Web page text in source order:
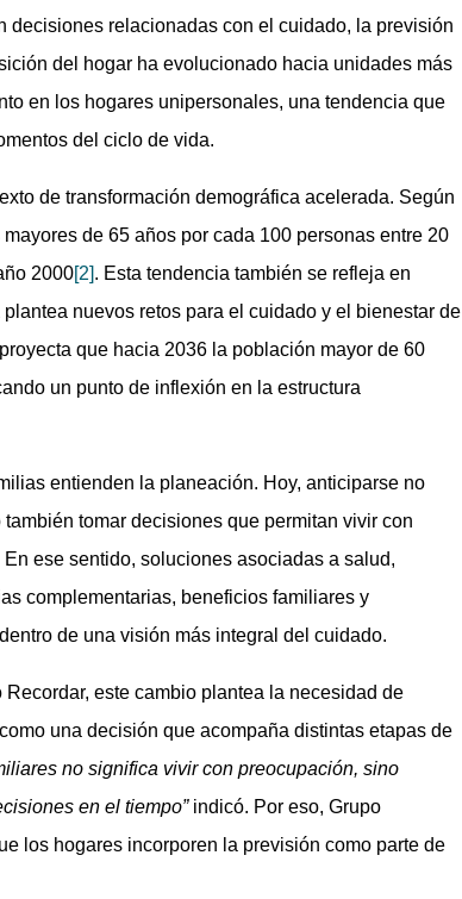
decisiones relacionadas con el cuidado, la previsión
del hogar ha evolucionado hacia unidades más
en los hogares unipersonales, una tendencia que
del ciclo de vida.
de transformación demográfica acelerada. Según
de 65 años por cada 100 personas entre 20
2000[2]. Esta tendencia también se refleja en
nuevos retos para el cuidado y el bienestar de
que hacia 2036 la población mayor de 60
un punto de inflexión en la estructura
entienden la planeación. Hoy, anticiparse no
tomar decisiones que permitan vivir con
ese sentido, soluciones asociadas a salud,
complementarias, beneficios familiares y
de una visión más integral del cuidado.
este cambio plantea la necesidad de
una decisión que acompaña distintas etapas de
no significa vivir con preocupación, sino
en el tiempo”indicó. Por eso, Grupo
los hogares incorporen la previsión como parte de